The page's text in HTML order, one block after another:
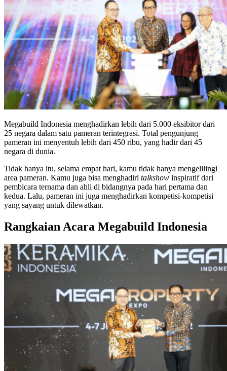
Megabuild Indonesia menghadirkan lebih dari 5.000 eksibitor dari
25 negara dalam satu pameran terintegrasi. Total pengunjung
pameran ini menyentuh lebih dari 450 ribu, yang hadir dari 45
negara di dunia.
Tidak hanya itu, selama empat hari, kamu tidak hanya mengelilingi
area pameran. Kamu juga bisa menghadiri talkshow inspiratif dari
pembicara ternama dan ahli di bidangnya pada hari pertama dan
kedua. Lalu, pameran ini juga menghadirkan kompetisi-kompetisi
yang sayang untuk dilewatkan.
Rangkaian Acara Megabuild Indonesia